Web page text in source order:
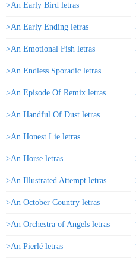
>An Early Bird letras
>An Early Ending letras
>An Emotional Fish letras
>An Endless Sporadic letras
>An Episode Of Remix letras
>An Handful Of Dust letras
>An Honest Lie letras
>An Horse letras
>An Illustrated Attempt letras
>An October Country letras
>An Orchestra of Angels letras
>An Pierlé letras